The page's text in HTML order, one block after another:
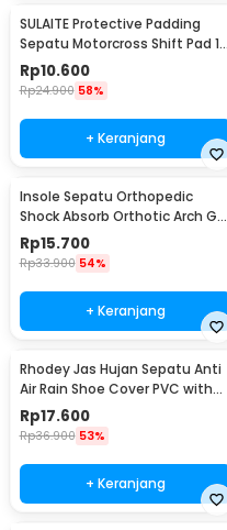
SULAITE Protective Padding
Sepatu Motorcross Shift Pad 1
PCS - GT-106
Rp10.600
Rp24.900 58%
+ Keranjang
Insole Sepatu Orthopedic
Shock Absorb Orthotic Arch Gel
Foam L - ZYD17
Rp15.700
Rp33.900 54%
+ Keranjang
Rhodey Jas Hujan Sepatu Anti
Air Rain Shoe Cover PVC with
Zipper M - F-300
Rp17.600
Rp36.900 53%
+ Keranjang